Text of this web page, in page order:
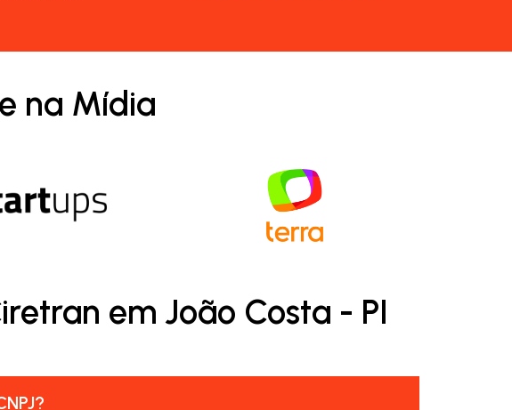
na Mídia
em João Costa - PI